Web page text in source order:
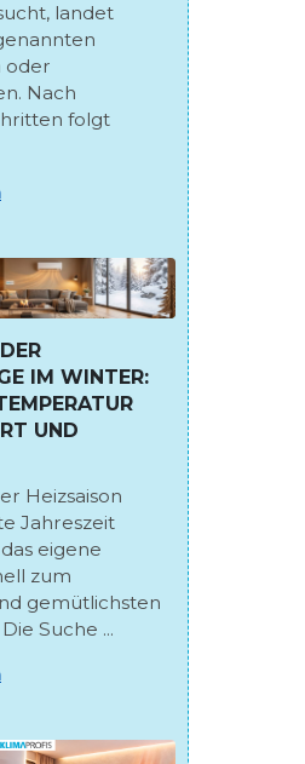
landet
oder
Nach
folgt
IM WINTER:
UND
Heizsaison
Jahreszeit
eigene
zum
gemütlichsten
Suche ...